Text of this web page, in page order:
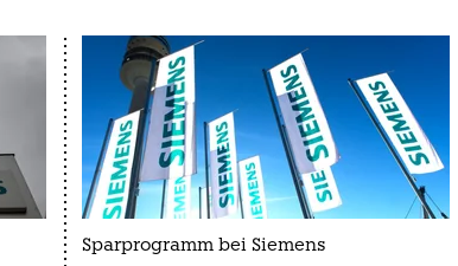
Sparprogramm bei Siemens